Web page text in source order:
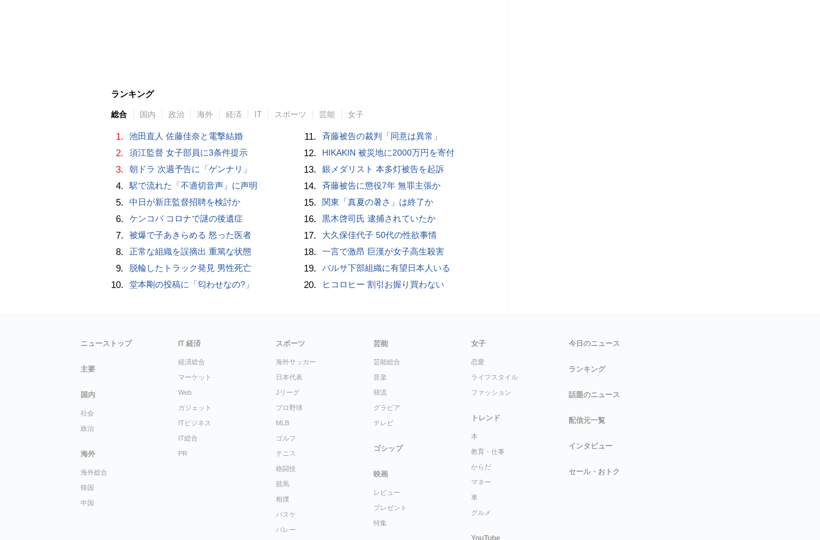
ランキング
総合 国内 政治 海外 経済 IT スポーツ 芸能 女子
1. 池田直人 佐藤佳奈と電撃結婚
2. 須江監督 女子部員に3条件提示
3. 朝ドラ 次週予告に「ゲンナリ」
4. 駅で流れた「不適切音声」に声明
5. 中日が新庄監督招聘を検討か
6. ケンコバ コロナで謎の後遺症
7. 被爆で子あきらめる 怒った医者
8. 正常な組織を誤摘出 重篤な状態
9. 脱輪したトラック発見 男性死亡
10. 堂本剛の投稿に「匂わせなの?」
11. 斉藤被告の裁判「同意は異常」
12. HIKAKIN 被災地に2000万円を寄付
13. 銀メダリスト 本多灯被告を起訴
14. 斉藤被告に懲役7年 無罪主張か
15. 関東「真夏の暑さ」は終了か
16. 黒木啓司氏 逮捕されていたか
17. 大久保佳代子 50代の性欲事情
18. 一言で激昂 巨漢が女子高生殺害
19. バルサ下部組織に有望日本人いる
20. ヒコロヒー 割引お握り買わない
ニューストップ
主要
国内
社会
政治
海外
海外総合
韓国
中国
IT 経済
経済総合
マーケット
Web
ガジェット
ITビジネス
IT総合
PR
スポーツ
海外サッカー
日本代表
Jリーグ
プロ野球
MLB
ゴルフ
テニス
格闘技
競馬
相撲
バスケ
バレー
芸能
芸能総合
音楽
韓流
グラビア
テレビ
ゴシップ
映画
レビュー
プレゼント
特集
女子
恋愛
ライフスタイル
ファッション
トレンド
本
教育・仕事
からだ
マネー
車
グルメ
YouTube
今日のニュース
ランキング
話題のニュース
配信元一覧
インタビュー
セール・おトク